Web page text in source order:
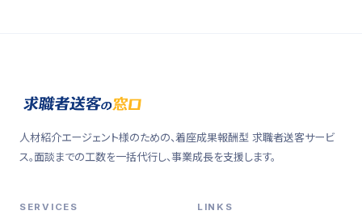
人材紹介エージェント様のための、着座成果報酬型 求職者送客サービ
ス。面談までの工数を一括代行し、事業成長を支援します。
SERVICES LINKS